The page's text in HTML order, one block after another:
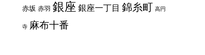
赤坂 赤羽 銀座 銀座一丁目 錦糸町 高円
寺 麻布十番